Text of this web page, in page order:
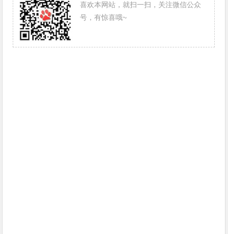
喜欢本网站，就扫一扫，关注微信公众
号，有惊喜哦~